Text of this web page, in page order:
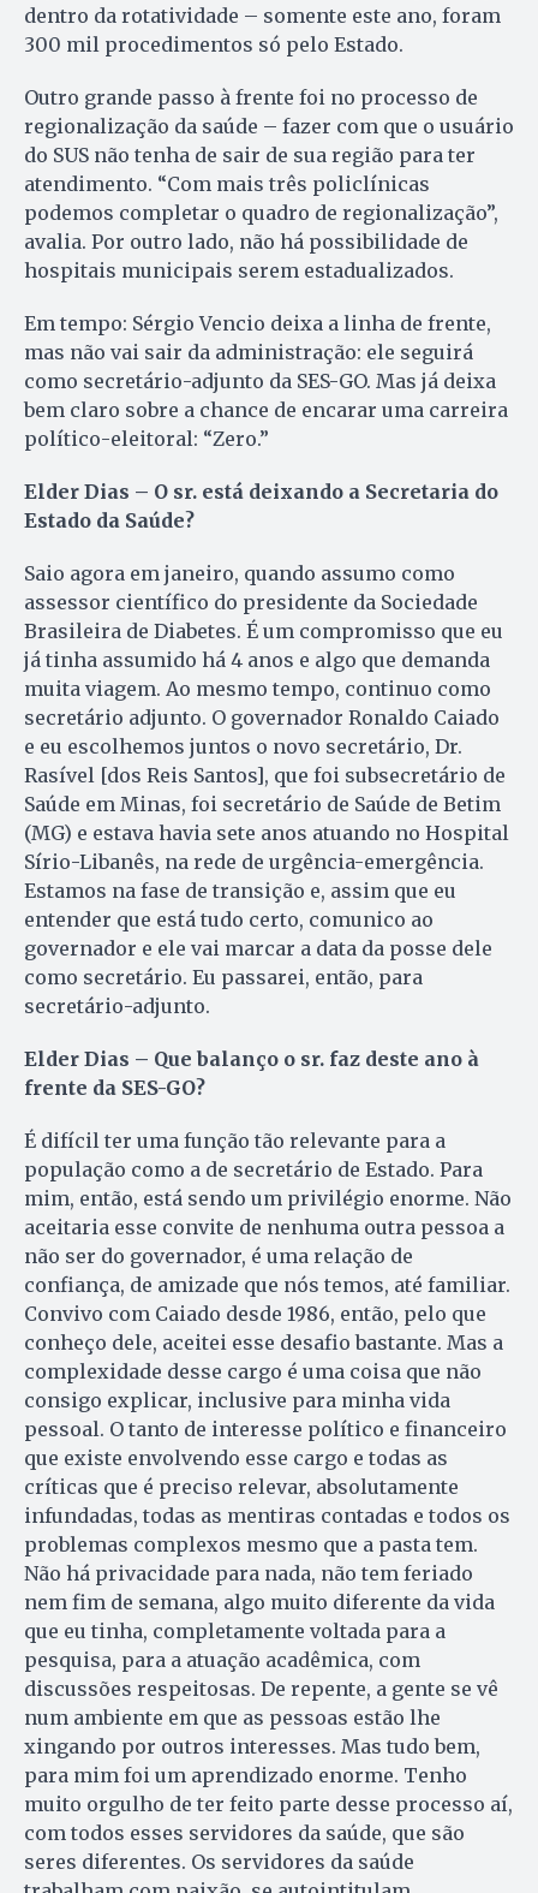
dentro da rotatividade – somente este ano, foram
300 mil procedimentos só pelo Estado.
Outro grande passo à frente foi no processo de
regionalização da saúde – fazer com que o usuário
do SUS não tenha de sair de sua região para ter
atendimento. “Com mais três policlínicas
podemos completar o quadro de regionalização”,
avalia. Por outro lado, não há possibilidade de
hospitais municipais serem estadualizados.
Em tempo: Sérgio Vencio deixa a linha de frente,
mas não vai sair da administração: ele seguirá
como secretário-adjunto da SES-GO. Mas já deixa
bem claro sobre a chance de encarar uma carreira
político-eleitoral: “Zero.”
Elder Dias – O sr. está deixando a Secretaria do
Estado da Saúde?
Saio agora em janeiro, quando assumo como
assessor científico do presidente da Sociedade
Brasileira de Diabetes. É um compromisso que eu
já tinha assumido há 4 anos e algo que demanda
muita viagem. Ao mesmo tempo, continuo como
secretário adjunto. O governador Ronaldo Caiado
e eu escolhemos juntos o novo secretário, Dr.
Rasível [dos Reis Santos], que foi subsecretário de
Saúde em Minas, foi secretário de Saúde de Betim
(MG) e estava havia sete anos atuando no Hospital
Sírio-Libanês, na rede de urgência-emergência.
Estamos na fase de transição e, assim que eu
entender que está tudo certo, comunico ao
governador e ele vai marcar a data da posse dele
como secretário. Eu passarei, então, para
secretário-adjunto.
Elder Dias – Que balanço o sr. faz deste ano à
frente da SES-GO?
É difícil ter uma função tão relevante para a
população como a de secretário de Estado. Para
mim, então, está sendo um privilégio enorme. Não
aceitaria esse convite de nenhuma outra pessoa a
não ser do governador, é uma relação de
confiança, de amizade que nós temos, até familiar.
Convivo com Caiado desde 1986, então, pelo que
conheço dele, aceitei esse desafio bastante. Mas a
complexidade desse cargo é uma coisa que não
consigo explicar, inclusive para minha vida
pessoal. O tanto de interesse político e financeiro
que existe envolvendo esse cargo e todas as
críticas que é preciso relevar, absolutamente
infundadas, todas as mentiras contadas e todos os
problemas complexos mesmo que a pasta tem.
Não há privacidade para nada, não tem feriado
nem fim de semana, algo muito diferente da vida
que eu tinha, completamente voltada para a
pesquisa, para a atuação acadêmica, com
discussões respeitosas. De repente, a gente se vê
num ambiente em que as pessoas estão lhe
xingando por outros interesses. Mas tudo bem,
para mim foi um aprendizado enorme. Tenho
muito orgulho de ter feito parte desse processo aí,
com todos esses servidores da saúde, que são
seres diferentes. Os servidores da saúde